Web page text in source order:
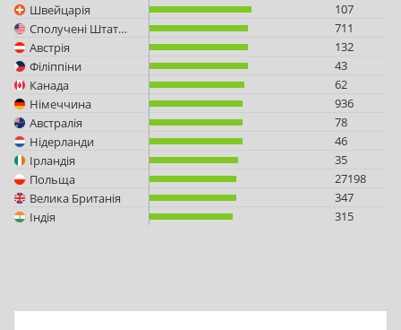
Швейцарія
107
Сполучені Штати Америки
711
Австрія
132
Філіппіни
43
Канада
62
Німеччина
936
Австралія
78
Нідерланди
46
Ірландія
35
Польща
27198
Велика Британія
347
Індія
315